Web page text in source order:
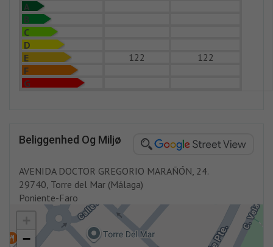
A
B
C
D
E
122
122
F
G
Beliggenhed Og Miljø
AVENIDA DOCTOR GREGORIO MARAÑÓN, 24.
29740, Torre del Mar (Málaga)
Poniente-Faro
−